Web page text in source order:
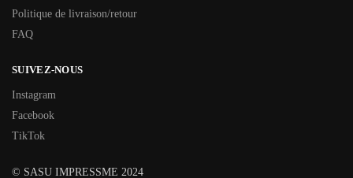
Politique de livraison/retour
FAQ
SUIVEZ-NOUS
Instagram
Facebook
TikTok
© SASU IMPRESSME 2024